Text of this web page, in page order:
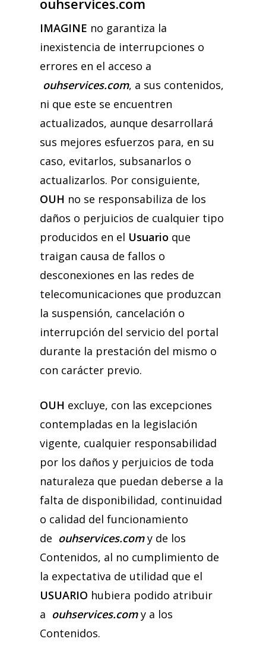
ouhservices.com
IMAGINE no garantiza la
inexistencia de interrupciones o
errores en el acceso a
ouhservices.com, a sus contenidos,
ni que este se encuentren
actualizados, aunque desarrollará
sus mejores esfuerzos para, en su
caso, evitarlos, subsanarlos o
actualizarlos. Por consiguiente,
OUH no se responsabiliza de los
daños o perjuicios de cualquier tipo
producidos en el Usuario que
traigan causa de fallos o
desconexiones en las redes de
telecomunicaciones que produzcan
la suspensión, cancelación o
interrupción del servicio del portal
durante la prestación del mismo o
con carácter previo.
OUH excluye, con las excepciones
contempladas en la legislación
vigente, cualquier responsabilidad
por los daños y perjuicios de toda
naturaleza que puedan deberse a la
falta de disponibilidad, continuidad
o calidad del funcionamiento
de ouhservices.comy de los
Contenidos, al no cumplimiento de
la expectativa de utilidad que el
USUARIO hubiera podido atribuir
a ouhservices.comy a los
Contenidos.